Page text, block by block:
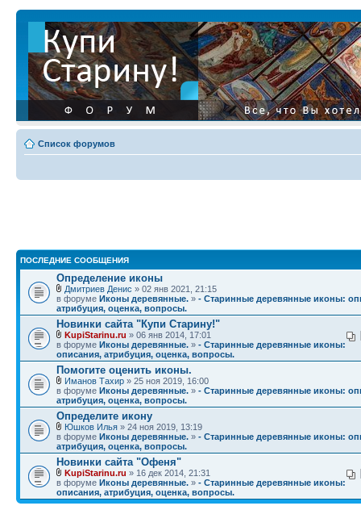
Список форумов
ПОСЛЕДНИЕ СООБЩЕНИЯ
Определение иконы
Дмитриев Денис » 02 янв 2021, 21:15
в форуме Иконы деревянные. » - Старинные деревянные иконы:
атрибуция, оценка, вопросы.
Новинки сайта "Купи Старину!"
KupiStarinu.ru » 06 янв 2014, 17:01
в форуме Иконы деревянные. » - Старинные деревянные иконы:
описания, атрибуция, оценка, вопросы.
Помогите оценить иконы.
Иманов Тахир » 25 ноя 2019, 16:00
в форуме Иконы деревянные. » - Старинные деревянные иконы:
атрибуция, оценка, вопросы.
Определите икону
Юшков Илья » 24 ноя 2019, 13:19
в форуме Иконы деревянные. » - Старинные деревянные иконы:
атрибуция, оценка, вопросы.
Новинки сайта "Офеня"
KupiStarinu.ru » 16 дек 2014, 21:31
в форуме Иконы деревянные. » - Старинные деревянные иконы:
описания, атрибуция, оценка, вопросы.